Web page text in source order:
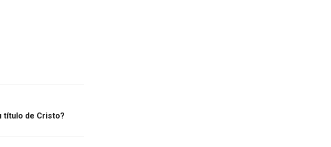
título de Cristo?